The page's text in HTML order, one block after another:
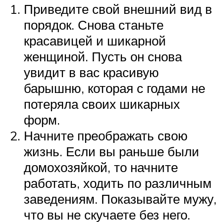
Приведите свой внешний вид в
порядок. Снова станьте
красавицей и шикарной
женщиной. Пусть он снова
увидит в вас красивую
барышню, которая с годами не
потеряла своих шикарных
форм.
Начните преображать свою
жизнь. Если вы раньше были
домохозяйкой, то начните
работать, ходить по различным
заведениям. Показывайте мужу,
что вы не скучаете без него.